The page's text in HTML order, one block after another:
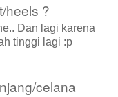
heels ?
Dan lagi karena
tinggi lagi :p
celana